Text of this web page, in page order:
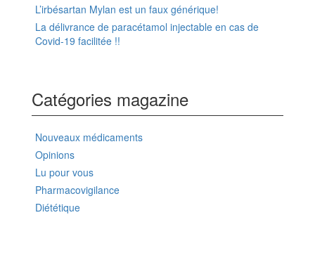
L’irbésartan Mylan est un faux générique!
La délivrance de paracétamol injectable en cas de
Covid-19 facilitée !!
Catégories magazine
Nouveaux médicaments
Opinions
Lu pour vous
Pharmacovigilance
Diététique